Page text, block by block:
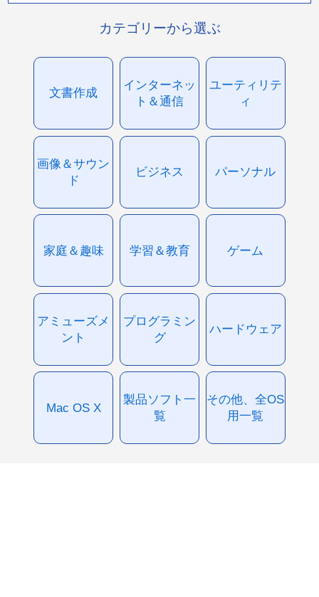
カテゴリーから選ぶ
文書作成
インターネッ
ト＆通信
ユーティリテ
ィ
画像＆サウン
ド
ビジネス パーソナル
家庭＆趣味 学習＆教育 ゲーム
アミューズメ
ント
プログラミン
グ
ハードウェア
Mac OS X
製品ソフト一
覧
その他、全OS
用一覧